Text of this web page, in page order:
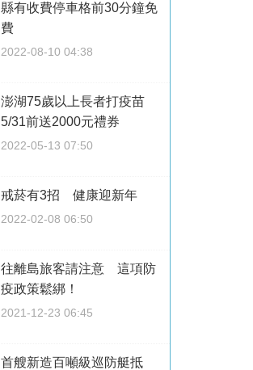
縣有收費停車格前30分鐘免
費
2022-08-10 04:38
澎湖75歲以上長者打疫苗
5/31前送2000元禮券
2022-05-13 07:50
戒菸有3招 健康迎新年
2022-02-08 06:50
往離島旅客請注意 這項防
疫政策鬆綁！
2021-12-23 06:45
首艘新造百噸級巡防艇抵